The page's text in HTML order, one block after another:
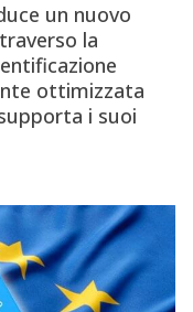
un nuovo
la
ottimizzata
i suoi